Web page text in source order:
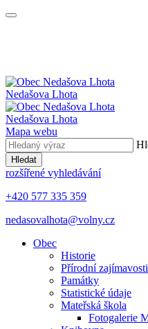
Nedašova Lhota
Nedašova Lhota
Mapa webu
Hledat
rozšířené vyhledávání
+420 577 335 359
nedasovalhota@volny.cz
Obec
Historie
Přírodní zajímavosti
Památky
Statistické údaje
Mateřská škola
Fotogalerie